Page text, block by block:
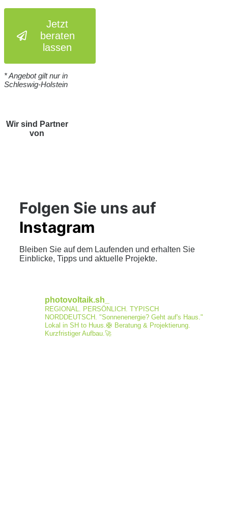
Jetzt
beraten
lassen
* Angebot gilt nur in
Schleswig-Holstein
Wir sind Partner
von
Folgen Sie uns auf
Instagram
Bleiben Sie auf dem Laufenden und erhalten Sie
Einblicke, Tipps und aktuelle Projekte.
photovoltaik.sh_
REGIONAL. PERSÖNLICH. TYPISCH
NORDDEUTSCH.
"Sonnenenergie? Geht auf's Haus."
Lokal in SH to Huus.🛟 Beratung & Projektierung.
Kurzfristiger Aufbau.🚀